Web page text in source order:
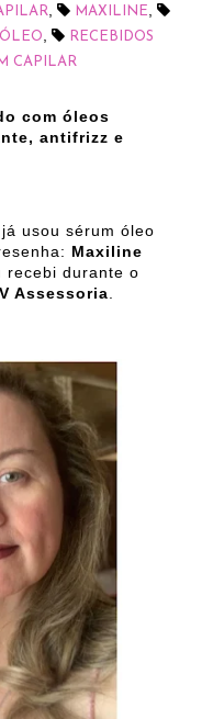
, MAXILINE,
,
RECEBIDOS
CAPILAR
com óleos
antifrizz e
já usou sérum óleo
Maxiline
recebi durante o
Assessoria.